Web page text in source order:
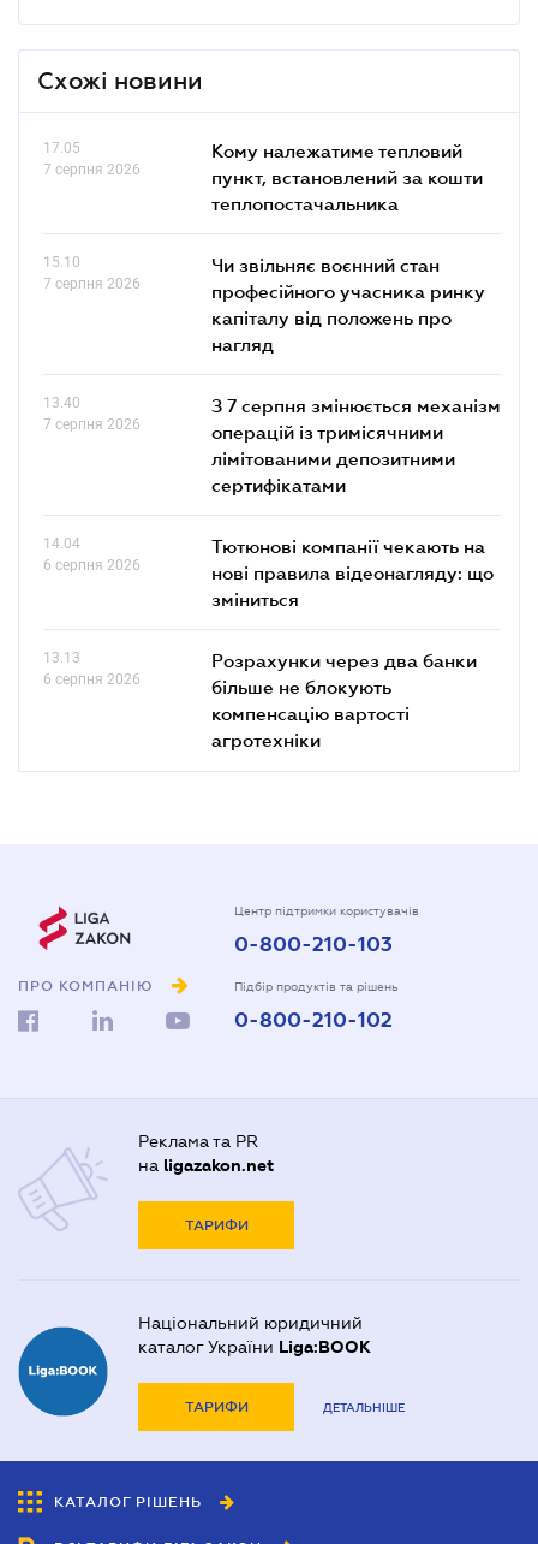
Схожі новини
17.05
7 серпня 2026
Кому належатиме тепловий
пункт, встановлений за кошти
теплопостачальника
15.10
7 серпня 2026
Чи звільняє воєнний стан
професійного учасника ринку
капіталу від положень про
нагляд
13.40
7 серпня 2026
З 7 серпня змінюється механізм
операцій із тримісячними
лімітованими депозитними
сертифікатами
14.04
6 серпня 2026
Тютюнові компанії чекають на
нові правила відеонагляду: що
зміниться
13.13
6 серпня 2026
Розрахунки через два банки
більше не блокують
компенсацію вартості
агротехніки
ПРО КОМПАНІЮ
Центр підтримки користувачів
0-800-210-103
Підбір продуктів та рішень
0-800-210-102
Реклама та PR
на ligazakon.net
ТАРИФИ
Національний юридичний
каталог України Liga:BOOK
ТАРИФИ ДЕТАЛЬНІШЕ
КАТАЛОГ РІШЕНЬ